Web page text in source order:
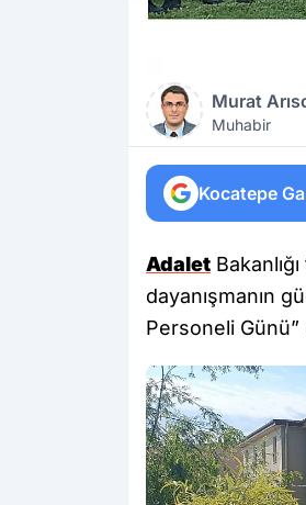
Murat
Muhabir
Kocatepe
Adalet
dayanışmanın
Personeli Günü”